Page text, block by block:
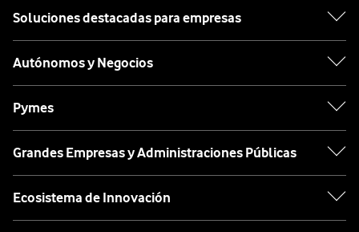
Soluciones destacadas para empresas
Autónomos y Negocios
Pymes
Grandes Empresas y Administraciones Públicas
Ecosistema de Innovación